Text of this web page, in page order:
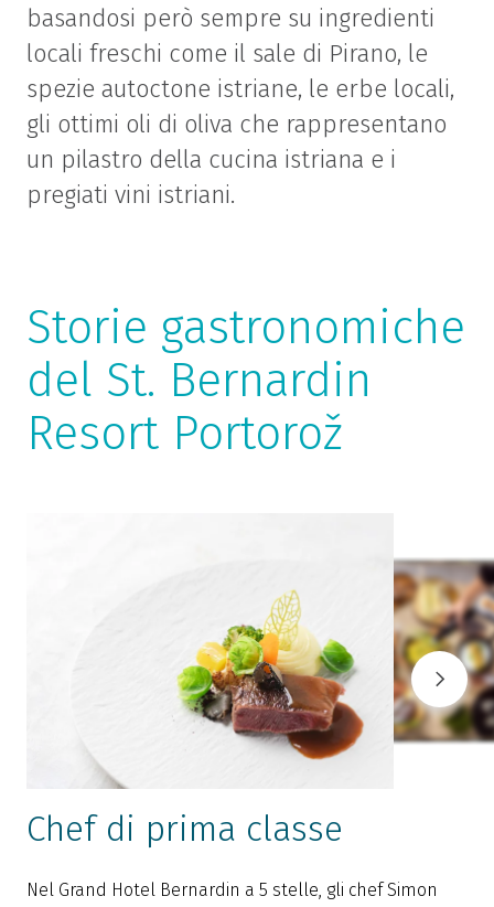
basandosi però sempre su ingredienti
locali freschi come il sale di Pirano, le
spezie autoctone istriane, le erbe locali,
gli ottimi oli di oliva che rappresentano
un pilastro della cucina istriana e i
pregiati vini istriani.
Storie gastronomiche
del St. Bernardin
Resort Portorož
Chef di prima classe
Nel Grand Hotel Bernardin a 5 stelle, gli chef Simon